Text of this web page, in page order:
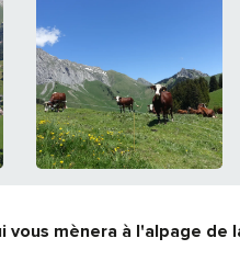
vous mènera à l'alpage